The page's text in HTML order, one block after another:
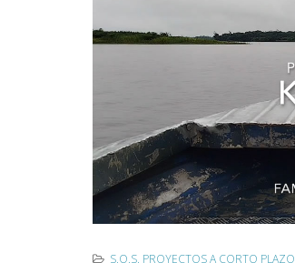
S.O.S. PROYECTOS A CORTO PLAZO